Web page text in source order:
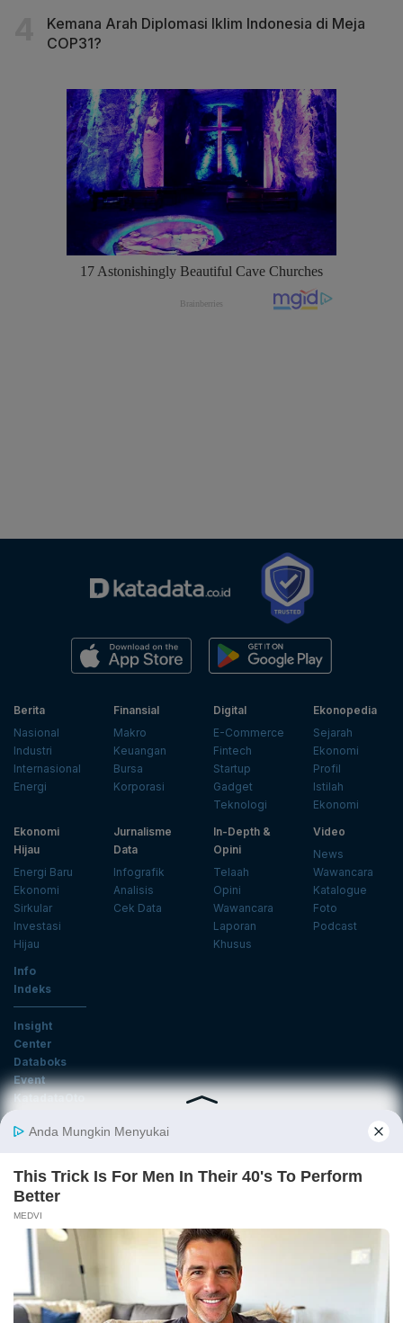
Kemana Arah Diplomasi Iklim Indonesia di Meja
COP31?
Berita
Nasional
Industri
Internasional
Energi
Finansial
Makro
Keuangan
Bursa
Korporasi
Digital
E-Commerce
Fintech
Startup
Gadget
Teknologi
Ekonopedia
Sejarah
Ekonomi
Profil
Istilah
Ekonomi
Ekonomi
Hijau
Energi Baru
Ekonomi
Sirkular
Investasi
Hijau
Jurnalisme
Data
Infografik
Analisis
Cek Data
In-Depth &
Opini
Telaah
Opini
Wawancara
Laporan
Khusus
Video
News
Wawancara
Katalogue
Foto
Podcast
Info
Indeks
Insight
Center
Databoks
Event
KatadataOto
Email
Daftar
Tentang Katadata Advertising Karier
Pedoman Media Siber
Kebijakan Privasi
Disclaimer Hubungi Kami